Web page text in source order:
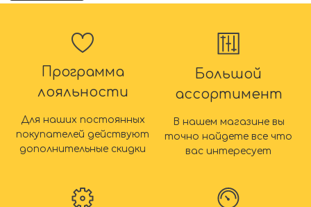
Программа
лояльности
Для наших постоянных
покупателей действуют
дополнительные скидки
Большой
ассортимент
В нашем магазине вы
точно найдете все что
вас интересует